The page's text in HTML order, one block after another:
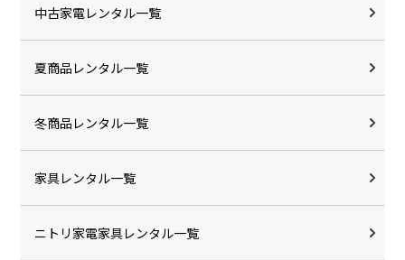
中古家電レンタル一覧
夏商品レンタル一覧
冬商品レンタル一覧
家具レンタル一覧
ニトリ家電家具レンタル一覧